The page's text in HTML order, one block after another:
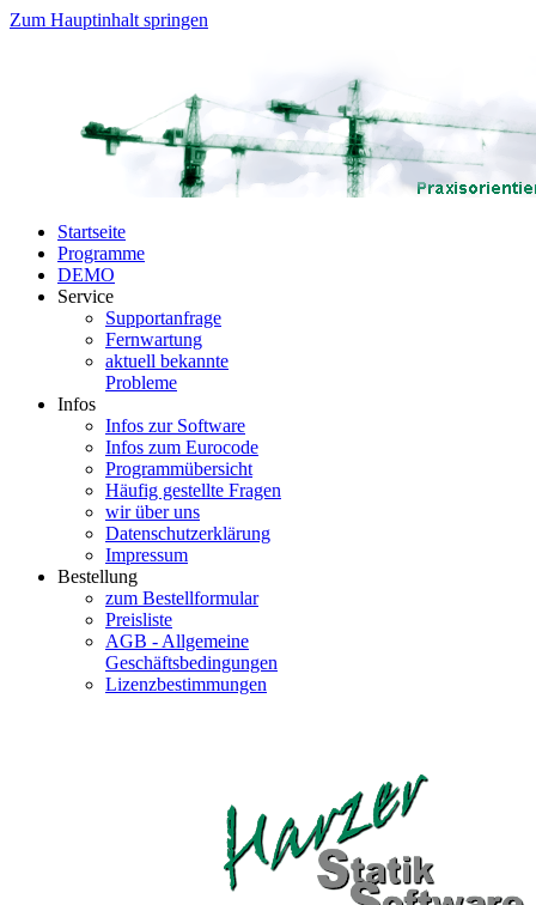
Zum Hauptinhalt springen
Startseite
Programme
DEMO
Service
Supportanfrage
Fernwartung
aktuell bekannte
Probleme
Infos
Infos zur Software
Infos zum Eurocode
Programmübersicht
Häufig gestellte Fragen
wir über uns
Datenschutzerklärung
Impressum
Bestellung
zum Bestellformular
Preisliste
AGB - Allgemeine
Geschäftsbedingungen
Lizenzbestimmungen